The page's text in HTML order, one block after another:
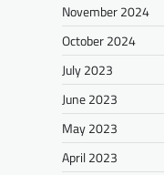
November 2024
October 2024
July 2023
June 2023
May 2023
April 2023